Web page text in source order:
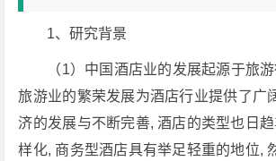
1、研究背景
（1）中国酒店业的发展起源于旅
旅游业的繁荣发展为酒店行业提供了广
济的发展与不断完善, 酒店的类型也日
样化, 商务型酒店具有举足轻重的地位,